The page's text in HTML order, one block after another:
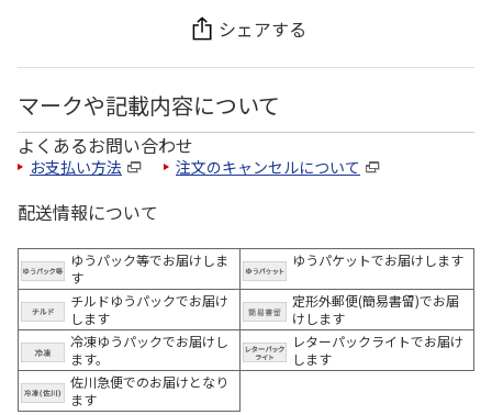
シェアする
マークや記載内容について
よくあるお問い合わせ
お支払い方法 注文のキャンセルについて
配送情報について
ゆうパック等でお届けしま
す
ゆうパケットでお届けします
チルドゆうパックでお届け
します
定形外郵便(簡易書留)でお届
けします
冷凍ゆうパックでお届けし
ます。
レターパックライトでお届け
します
佐川急便でのお届けとなり
ます